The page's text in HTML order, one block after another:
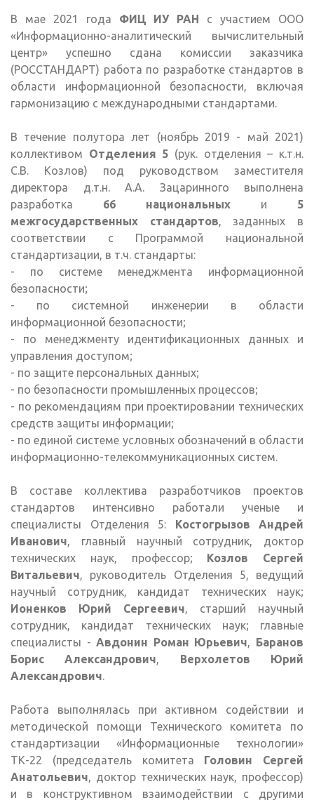
В мае 2021 года ФИЦ ИУ РАН с участием ООО
«Информационно-аналитический вычислительный
центр» успешно сдана комиссии заказчика
(РОССТАНДАРТ) работа по разработке стандартов в
области информационной безопасности, включая
гармонизацию с международными стандартами.
В течение полутора лет (ноябрь 2019 - май 2021)
коллективом Отделения 5 (рук. отделения – к.т.н.
С.В. Козлов) под руководством заместителя
директора д.т.н. А.А. Зацаринного выполнена
разработка 66 национальных и 5
межгосударственных стандартов, заданных в
соответствии с Программой национальной
стандартизации, в т.ч. стандарты:
- по системе менеджмента информационной
безопасности;
- по системной инженерии в области
информационной безопасности;
- по менеджменту идентификационных данных и
управления доступом;
- по защите персональных данных;
- по безопасности промышленных процессов;
- по рекомендациям при проектировании технических
средств защиты информации;
- по единой системе условных обозначений в области
информационно-телекоммуникационных систем.
В составе коллектива разработчиков проектов
стандартов интенсивно работали ученые и
специалисты Отделения 5: Костогрызов Андрей
Иванович, главный научный сотрудник, доктор
технических наук, профессор; Козлов Сергей
Витальевич, руководитель Отделения 5, ведущий
научный сотрудник, кандидат технических наук;
Ионенков Юрий Сергеевич, старший научный
сотрудник, кандидат технических наук; главные
специалисты -Авдонин Роман Юрьевич, Баранов
Борис Александрович, Верхолетов Юрий
Александрович.
Работа выполнялась при активном содействии и
методической помощи Технического комитета по
стандартизации «Информационные технологии»
ТК-22 (председатель комитета Головин Сергей
Анатольевич, доктор технических наук, профессор)
и в конструктивном взаимодействии с другими